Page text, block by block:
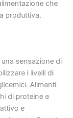
che
produttiva.
sensazione di
i livelli di
Alimenti
di proteine e
e